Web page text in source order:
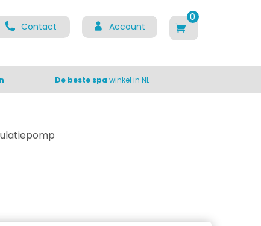
Contact Account
0
m
De beste spa winkel in NL